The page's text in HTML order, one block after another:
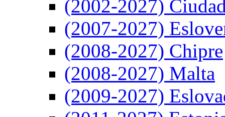
(2002-2027)
(2007-2027)
(2008-2027) Chipre
(2008-2027) Malta
(2009-2027)